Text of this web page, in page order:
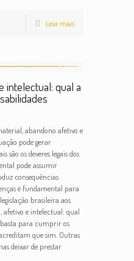
Leia mais
intelectual: qual a
abandono afetivo e
pode gerar
os deveres legais dos
pode assumir
consequências
é fundamental para
brasileira aos
afetivo e intelectual: qual
para cumprir os
que sim. Outras
deixar de prestar